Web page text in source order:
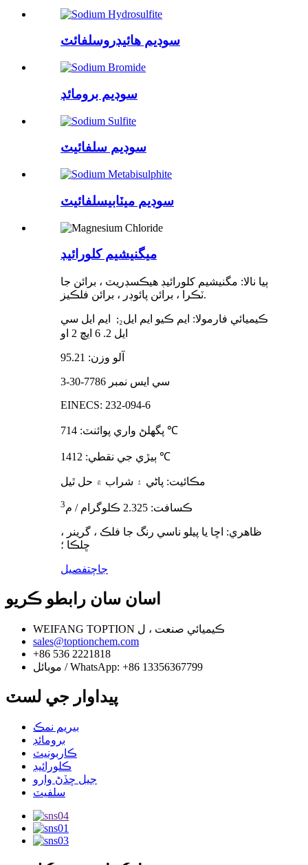
سوڊيم هائيڊروسلفائٽ
سوڊيم برومائڊ
سوڊيم سلفائيٽ
سوڊيم ميٽابيسلفائيٽ
ميگنيشيم کلورائيڊ
ٻيا نالا: مگنيشيم کلورائيڊ هيڪسڊريٽ ، برائن جا
ٽڪرا ، برائن پائوڊر ، برائن فلڪيز.
ڪيميائي فارمولا: ايم ڪيو ايم ايل₂
; ايم ايل سي
ايل 2. 6 ايڇ 2 او
آلو وزن: 95.21
سي ايس نمبر 7786-30-3
EINECS: 232-094-6
℃
℃
مڪائيت: پاڻي ۽ شراب ۾ حل ٿيل
ڪسافت: 2.325 ڪلوگرام / م 3
ظاهري: اڇا يا پيلو ناسي رنگ جا فلڪ ، گرينر ،
ڇلڪا ؛
جاچتفصيل
اسان سان رابطو ڪريو
WEIFANG TOPTION ڪيميائي صنعت ، ل
sales@toptionchem.com
+86 536 2221818
موبائل / WhatsApp: +86 13356367799
پيداوار جي لسٽ
بيريم نمڪ
برومائڊ
ڪاربونيٽ
ڪلورائيڊ
جيل ڇڏڻ وارو
سلفيٽ